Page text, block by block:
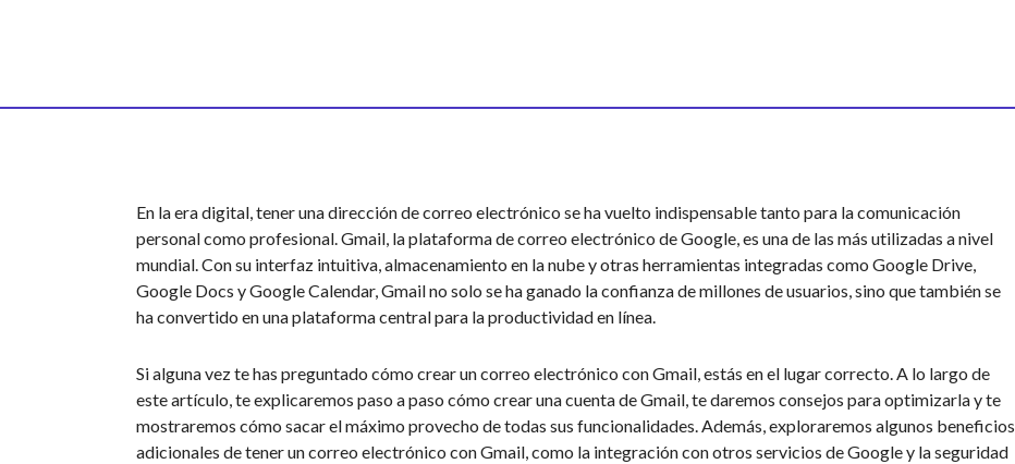
En la era digital, tener una dirección de correo electrónico se ha vuelto indispensable tanto para la comunicación
personal como profesional. Gmail, la plataforma de correo electrónico de Google, es una de las más utilizadas a nivel
mundial. Con su interfaz intuitiva, almacenamiento en la nube y otras herramientas integradas como Google Drive,
Google Docs y Google Calendar, Gmail no solo se ha ganado la confianza de millones de usuarios, sino que también se
ha convertido en una plataforma central para la productividad en línea.
Si alguna vez te has preguntado cómo crear un correo electrónico con Gmail, estás en el lugar correcto. A lo largo de
este artículo, te explicaremos paso a paso cómo crear una cuenta de Gmail, te daremos consejos para optimizarla y te
mostraremos cómo sacar el máximo provecho de todas sus funcionalidades. Además, exploraremos algunos beneficios
adicionales de tener un correo electrónico con Gmail, como la integración con otros servicios de Google y la seguridad